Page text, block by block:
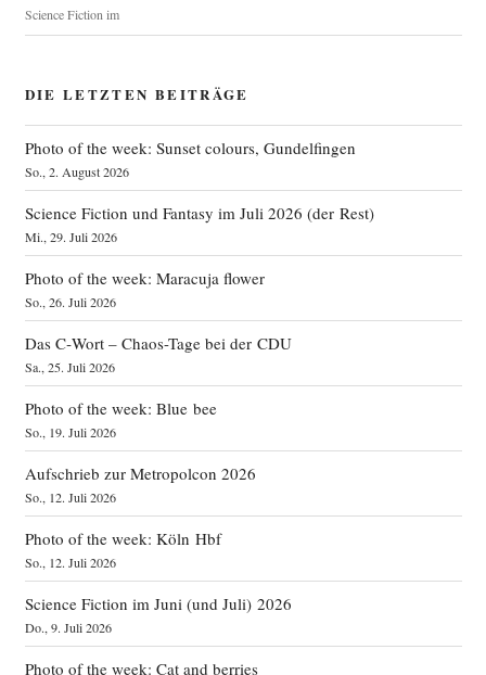
Science Fiction im
DIE LETZTEN BEITRÄGE
Photo of the week: Sunset colours, Gundelfingen
So., 2. August 2026
Science Fiction und Fantasy im Juli 2026 (der Rest)
Mi., 29. Juli 2026
Photo of the week: Maracuja flower
So., 26. Juli 2026
Das C‑Wort – Chaos-Tage bei der CDU
Sa., 25. Juli 2026
Photo of the week: Blue bee
So., 19. Juli 2026
Aufschrieb zur Metropolcon 2026
So., 12. Juli 2026
Photo of the week: Köln Hbf
So., 12. Juli 2026
Science Fiction im Juni (und Juli) 2026
Do., 9. Juli 2026
Photo of the week: Cat and berries